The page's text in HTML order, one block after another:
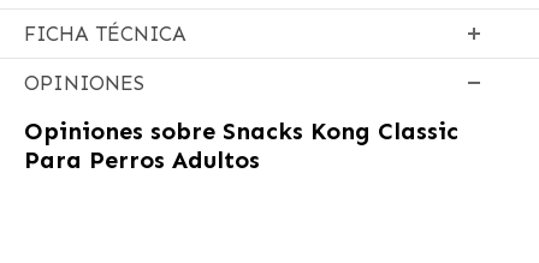
FICHA TÉCNICA
OPINIONES
Opiniones sobre Snacks Kong Classic
Para Perros Adultos